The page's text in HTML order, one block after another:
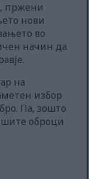
пржени
нови
во
начин да
на
избор
Па, зошто
оброци